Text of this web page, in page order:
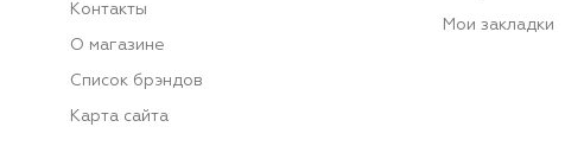
Контакты
О магазине
Список брэндов
Карта сайта
Мои закладки